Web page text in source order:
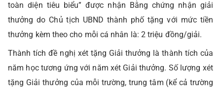
toàn diện tiêu biểu” được nhận Bằng chứng nhận giải
thưởng do Chủ tịch UBND thành phố tặng với mức tiền
thưởng kèm theo cho mỗi cá nhân là: 2 triệu đồng/giải.
Thành tích đề nghị xét tặng Giải thưởng là thành tích của
năm học tương ứng với năm xét Giải thưởng. Số lượng xét
tặng Giải thưởng của mỗi trường, trung tâm (kể cả trường